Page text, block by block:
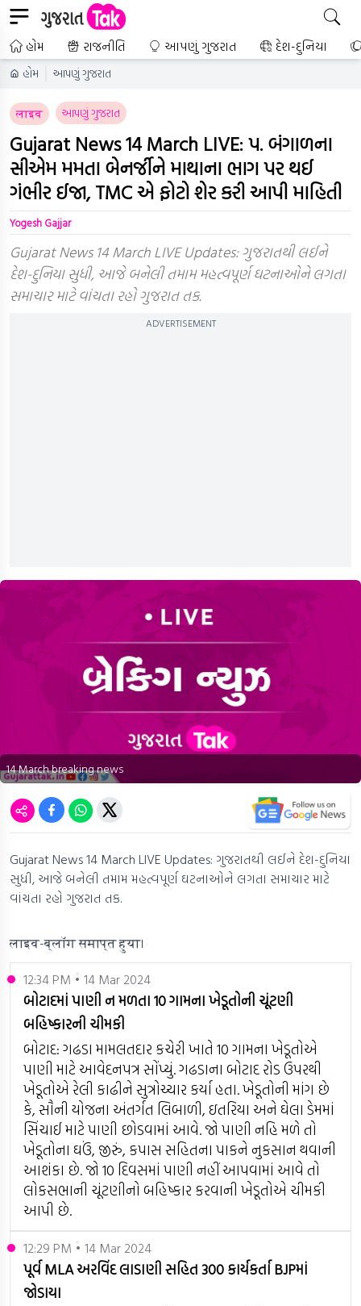
હોમ રાજનીતિ આપણું ગુજરાત દેશ-દુનિયા
હોમ આપણું ગુજરાત
लाइव આપણું ગુજરાત
Gujarat News 14 March LIVE: પ. બંગાળના
સીએમ મમતા બેનર્જીને માથાના ભાગ પર થઈ
ગંભીર ઈજા, TMC એ ફોટો શેર કરી આપી માહિતી
Yogesh Gajjar
Gujarat News 14 March LIVE Updates: ગુજરાતથી લઈને
દેશ-દુનિયા સુધી, આજે બનેલી તમામ મહત્વપૂર્ણ ઘટનાઓને લગતા
સમાચાર માટે વાંચતા રહો ગુજરાત તક.
ADVERTISEMENT
14 March breaking news
Gujarat News 14 March LIVE Updates: ગુજરાતથી લઈને દેશ-દુનિયા
સુધી, આજે બનેલી તમામ મહત્વપૂર્ણ ઘટનાઓને લગતા સમાચાર માટે
વાંચતા રહો ગુજરાત તક.
लाइव-ब्लॉग समाप्त हुया।
12:34 PM • 14 Mar 2024
બોટાદમાં પાણી ન મળતા 10 ગામના ખેડૂતોની ચૂંટણી
બહિષ્કારની ચીમકી
બોટાદ: ગઢડા મામલતદાર કચેરી ખાતે 10 ગામના ખેડૂતોએ
પાણી માટે આવેદનપત્ર સોંપ્યું. ગઢડાના બોટાદ રોડ ઉપરથી
ખેડૂતોએ રેલી કાઢીને સુત્રોચ્ચાર કર્યા હતા. ખેડૂતોની માંગ છે
કે, સૌની યોજના અંતર્ગત લિબાળી, ઇતરિયા અને ઘેલા ડેમમાં
સિંચાઈ માટે પાણી છોડવામાં આવે. જો પાણી નહિ મળે તો
ખેડૂતોના ઘઉં, જીરું, કપાસ સહિતના પાકને નુકસાન થવાની
આશંકા છે. જો 10 દિવસમાં પાણી નહીં આપવામાં આવે તો
લોકસભાની ચૂંટણીનો બહિષ્કાર કરવાની ખેડૂતોએ ચીમકી
આપી છે.
12:29 PM • 14 Mar 2024
પૂર્વ MLA અરવિંદ લાડાણી સહિત 300 કાર્યકર્તા BJPમાં
જોડાયા